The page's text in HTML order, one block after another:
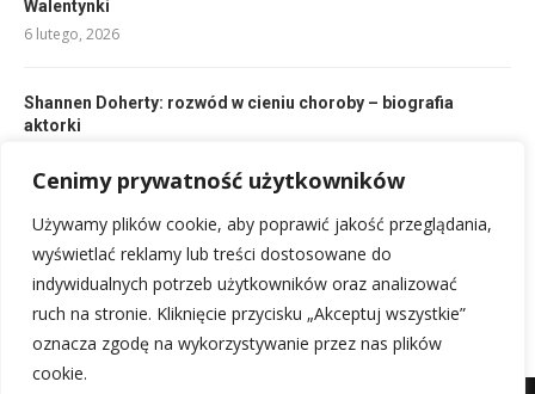
Cenimy prywatność użytkowników
Używamy plików cookie, aby poprawić jakość przeglądania,
wyświetlać reklamy lub treści dostosowane do
indywidualnych potrzeb użytkowników oraz analizować
ruch na stronie. Kliknięcie przycisku „Akceptuj wszystkie”
oznacza zgodę na wykorzystywanie przez nas plików
cookie.
Walentynki
6 lutego, 2026
Shannen Doherty: rozwód w cieniu choroby – biografia
aktorki
Emmanuelle Seigner: filmografia, życie i roman z Romanem
Polańskim
6 lutego, 2026